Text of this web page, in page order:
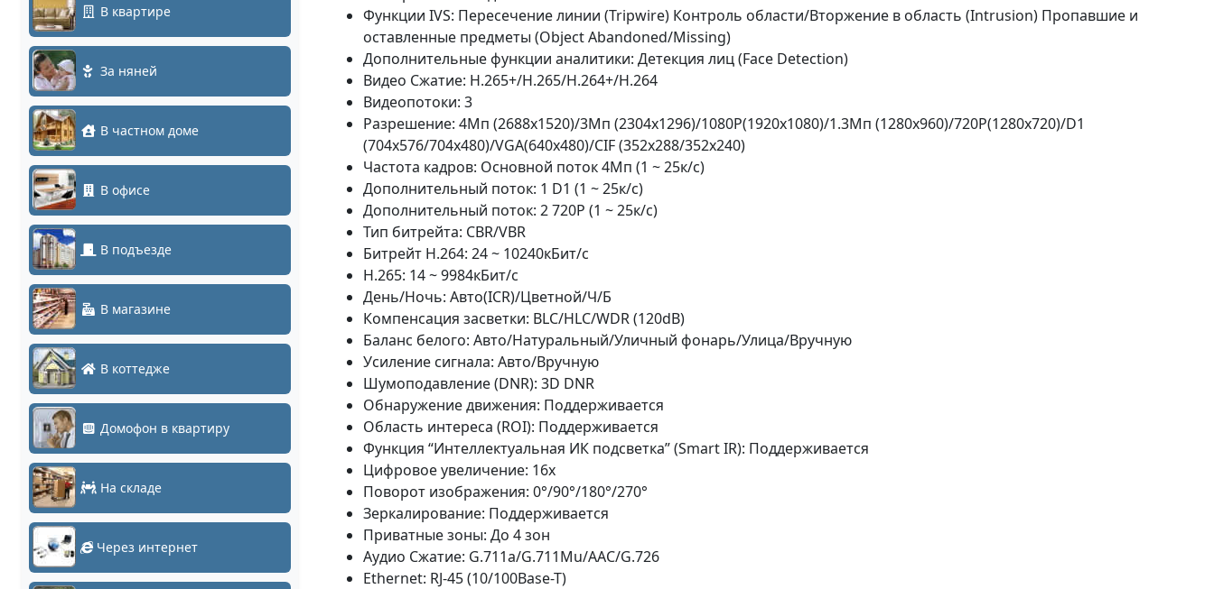
В квартире
За няней
В частном доме
В офисе
В подъезде
В магазине
В коттедже
Домофон в квартиру
На складе
Через интернет
Функции IVS: Пересечение линии (Tripwire) Контроль области/Вторжение в область (Intrusion) Пропавшие и
оставленные предметы (Object Abandoned/Missing)
Дополнительные функции аналитики: Детекция лиц (Face Detection)
Видео Сжатие: H.265+/H.265/H.264+/H.264
Видеопотоки: 3
Разрешение: 4Mп (2688x1520)/3Mп (2304x1296)/1080P(1920x1080)/1.3Mп (1280x960)/720P(1280x720)/D1
(704x576/704x480)/VGA(640x480)/CIF (352x288/352x240)
Частота кадров: Основной поток 4Мп (1 ~ 25к/с)
Дополнительный поток: 1 D1 (1 ~ 25к/с)
Дополнительный поток: 2 720P (1 ~ 25к/с)
Тип битрейта: CBR/VBR
Битрейт H.264: 24 ~ 10240кБит/с
H.265: 14 ~ 9984кБит/с
День/Ночь: Авто(ICR)/Цветной/Ч/Б
Компенсация засветки: BLC/HLC/WDR (120dB)
Баланс белого: Авто/Натуральный/Уличный фонарь/Улица/Вручную
Усиление сигнала: Авто/Вручную
Шумоподавление (DNR): 3D DNR
Обнаружение движения: Поддерживается
Область интереса (ROI): Поддерживается
Функция “Интеллектуальная ИК подсветка” (Smart IR): Поддерживается
Цифровое увеличение: 16x
Поворот изображения: 0°/90°/180°/270°
Зеркалирование: Поддерживается
Приватные зоны: До 4 зон
Аудио Сжатие: G.711a/G.711Mu/AAC/G.726
Ethernet: RJ-45 (10/100Base-T)